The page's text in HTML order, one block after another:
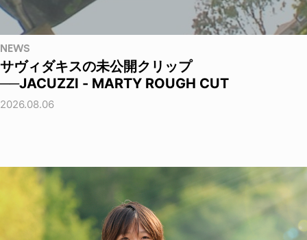
NEWS
サヴィダキスの未公開クリップ
──JACUZZI - MARTY ROUGH CUT
2026.08.06